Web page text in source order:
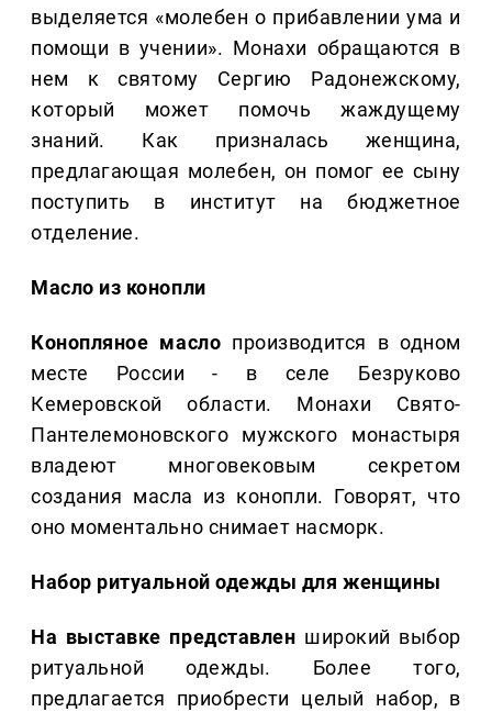
выделяется «молебен о прибавлении ума и
помощи в учении». Монахи обращаются в
нем к святому Сергию Радонежскому,
который может помочь жаждущему
знаний. Как призналась женщина,
предлагающая молебен, он помог ее сыну
поступить в институт на бюджетное
отделение.
Масло из конопли
Конопляное масло производится в одном
месте России - в селе Безруково
Кемеровской области. Монахи Свято-
Пантелемоновского мужского монастыря
владеют многовековым секретом
создания масла из конопли. Говорят, что
оно моментально снимает насморк.
Набор ритуальной одежды для женщины
На выставке представлен широкий выбор
ритуальной одежды. Более того,
предлагается приобрести целый набор, в